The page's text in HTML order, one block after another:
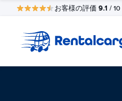
お客様の評価 9.1 / 10